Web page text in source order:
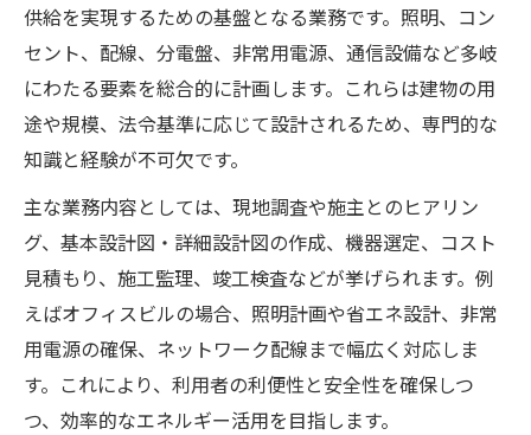
電気設備設計費用を抑えるコスト管理術
電気設備設計料の相場比較で失敗しない方
法
設計プラン選びが成功への第一歩に
電気設備プラン選定時に意識すべき基準と
は
電気設備設計プランの違いと選び方のポイ
ント
最適な電気設備設計プランを選ぶための手
順
電気設備設計で後悔しないプラン比較のコ
供給を実現するための基盤となる業務です。照明、コン
セント、配線、分電盤、非常用電源、通信設備など多岐
にわたる要素を総合的に計画します。これらは建物の用
途や規模、法令基準に応じて設計されるため、専門的な
知識と経験が不可欠です。
主な業務内容としては、現地調査や施主とのヒアリン
グ、基本設計図・詳細設計図の作成、機器選定、コスト
見積もり、施工監理、竣工検査などが挙げられます。例
えばオフィスビルの場合、照明計画や省エネ設計、非常
用電源の確保、ネットワーク配線まで幅広く対応しま
す。これにより、利用者の利便性と安全性を確保しつ
つ、効率的なエネルギー活用を目指します。